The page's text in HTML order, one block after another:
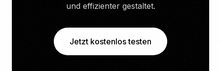
und effizienter gestaltet.
Jetzt kostenlos testen